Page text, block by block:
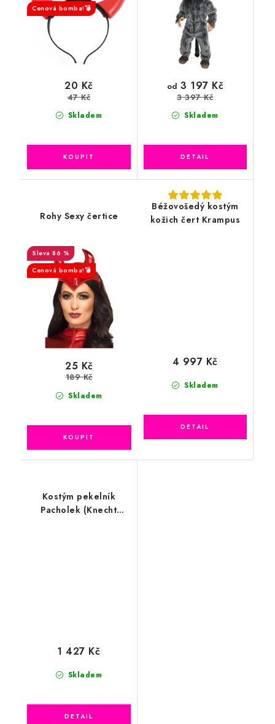
Cenová bomba!💣
Skladem
20 Kč
47 Kč
Skladem
od 3 197 Kč
3 397 Kč
Rohy Sexy čertice
86 %
Cenová bomba!💣
Skladem
25 Kč
189 Kč
Béžovošedý kostým
kožich čert Krampus
Skladem
4 997 Kč
Kostým pekelník
Pacholek (Knecht
Skladem
1 427 Kč